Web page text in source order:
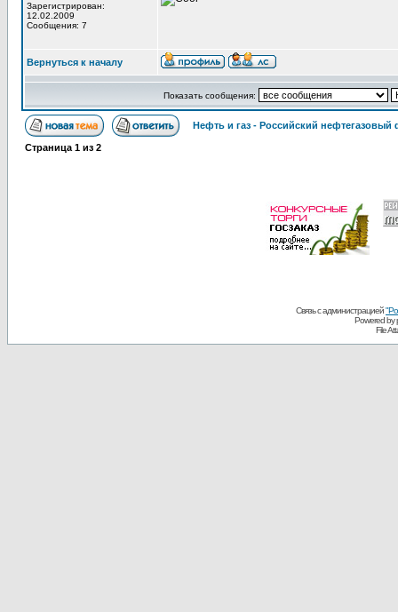
Зарегистрирован:
12.02.2009
Сообщения: 7
Вернуться к началу
Показать сообщения:
Нефть и газ - Российский нефтегазовый
Страница 1 из 2
Связь с администрацией
Powered by
File